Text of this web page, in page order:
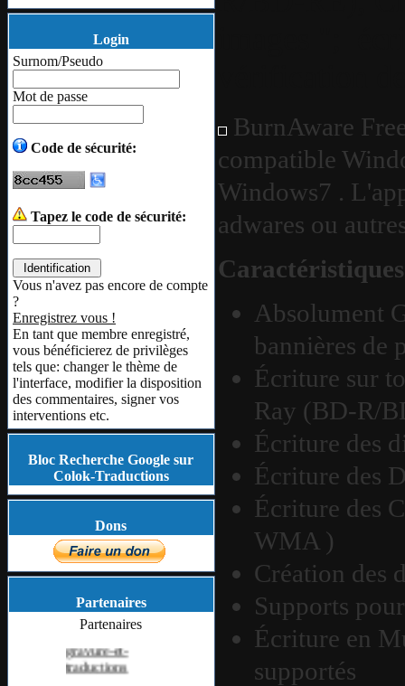
Login
Surnom/Pseudo
Mot de passe
Code de sécurité:
Tapez le code de sécurité:
Vous n'avez pas encore de compte
?
Enregistrez vous !
En tant que membre enregistré,
vous bénéficierez de privilèges
tels que: changer le thème de
l'interface, modifier la disposition
des commentaires, signer vos
interventions etc.
Bloc Recherche Google sur
Colok-Traductions
Dons
Partenaires
Partenaires
BurnAware
compatible
Windows7 .
adwares ou
Absolument
bannières de
Écriture sur
Ray (BD-R/
Écriture des
Écriture des
Écriture des
WMA )
Création des
Supports
Écriture en
supportés